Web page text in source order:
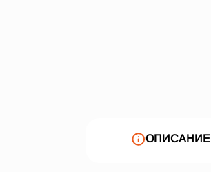
ОПИСАНИЕ